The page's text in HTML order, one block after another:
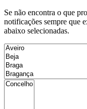
Se não encontra o que
notificações sempre que
abaixo selecionadas.